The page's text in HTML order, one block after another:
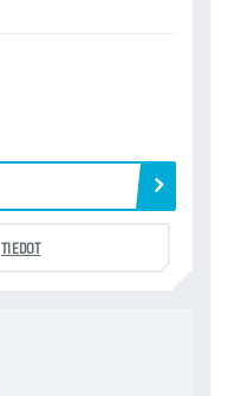
TIEDOT